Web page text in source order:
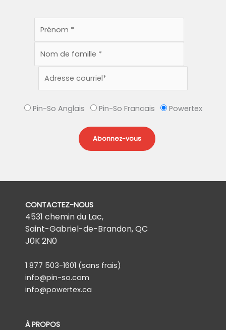
Pin-So Anglais Pin-So Francais Powertex
CONTACTEZ-NOUS
4531 chemin du Lac,
Saint-Gabriel-de-Brandon, QC
J0K 2N0
1 877 503-1601 (sans frais)
info@pin-so.com
info@powertex.ca
À PROPOS